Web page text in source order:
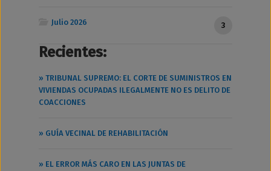
Julio 2026 3
Recientes:
» TRIBUNAL SUPREMO: EL CORTE DE SUMINISTROS EN
VIVIENDAS OCUPADAS ILEGALMENTE NO ES DELITO DE
COACCIONES
» GUÍA VECINAL DE REHABILITACIÓN
» EL ERROR MÁS CARO EN LAS JUNTAS DE